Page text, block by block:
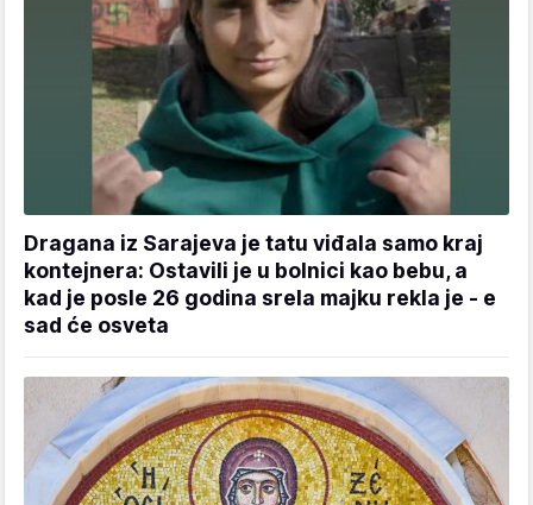
Dragana iz Sarajeva je tatu viđala samo kraj
kontejnera: Ostavili je u bolnici kao bebu, a
kad je posle 26 godina srela majku rekla je - e
sad će osveta